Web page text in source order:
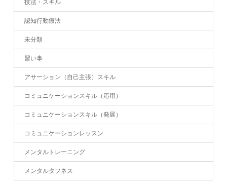
技法・スキル
認知行動療法
未分類
習い事
アサーション（自己主張）スキル
コミュニケーションスキル（応用）
コミュニケーションスキル（発展）
コミュニケーションレッスン
メンタルトレーニング
メンタルタフネス